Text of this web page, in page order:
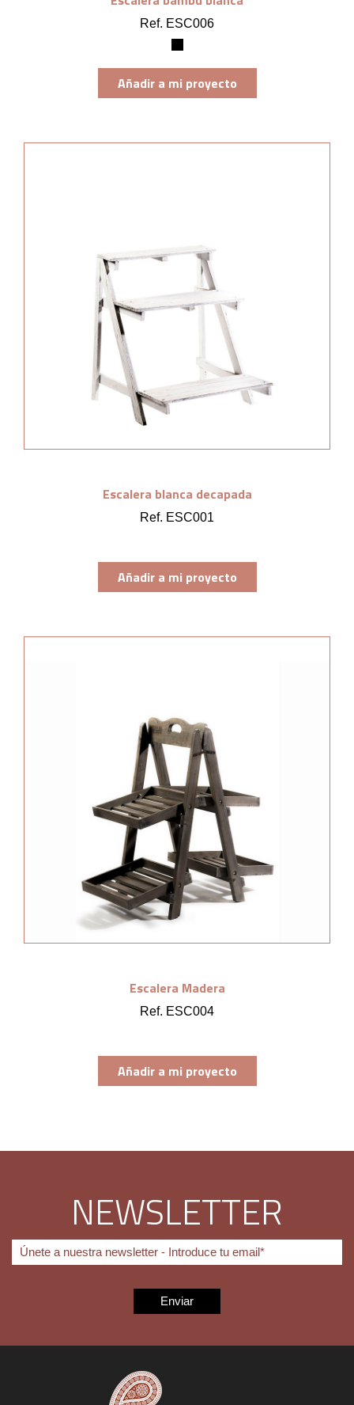
Ref. ESC006
Añadir a mi proyecto
Escalera blanca decapada
Ref. ESC001
Añadir a mi proyecto
Escalera Madera
Ref. ESC004
Añadir a mi proyecto
NEWSLETTER